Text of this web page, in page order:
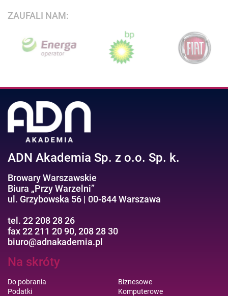
ZAUFALI NAM:
ADN Akademia Sp. z o.o. Sp. k.
Browary Warszawskie
Biura „Przy Warzelni”
ul. Grzybowska 56 | 00-844 Warszawa
tel. 22 208 28 26
fax 22 211 20 90, 208 28 30
biuro@adnakademia.pl
Na skróty
Do pobrania
Podatki
Biznesowe
Komputerowe